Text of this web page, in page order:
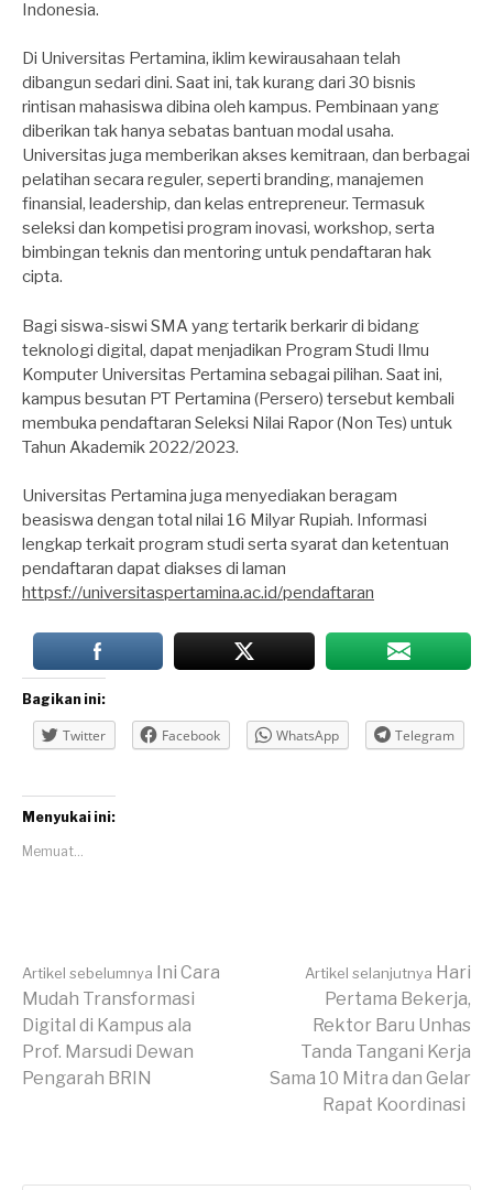
Indonesia.
Di Universitas Pertamina, iklim kewirausahaan telah
dibangun sedari dini. Saat ini, tak kurang dari 30 bisnis
rintisan mahasiswa dibina oleh kampus. Pembinaan yang
diberikan tak hanya sebatas bantuan modal usaha.
Universitas juga memberikan akses kemitraan, dan berbagai
pelatihan secara reguler, seperti branding, manajemen
finansial, leadership, dan kelas entrepreneur. Termasuk
seleksi dan kompetisi program inovasi, workshop, serta
bimbingan teknis dan mentoring untuk pendaftaran hak
cipta.
Bagi siswa-siswi SMA yang tertarik berkarir di bidang
teknologi digital, dapat menjadikan Program Studi Ilmu
Komputer Universitas Pertamina sebagai pilihan. Saat ini,
kampus besutan PT Pertamina (Persero) tersebut kembali
membuka pendaftaran Seleksi Nilai Rapor (Non Tes) untuk
Tahun Akademik 2022/2023.
Universitas Pertamina juga menyediakan beragam
beasiswa dengan total nilai 16 Milyar Rupiah. Informasi
lengkap terkait program studi serta syarat dan ketentuan
pendaftaran dapat diakses di laman
httpsf://universitaspertamina.ac.id/pendaftaran
Bagikan ini:
Twitter Facebook WhatsApp Telegram
Menyukai ini:
Memuat...
Lanjut
Membaca
Artikel sebelumnya Ini Cara
Mudah Transformasi
Digital di Kampus ala
Prof. Marsudi Dewan
Pengarah BRIN
Artikel selanjutnya Hari
Pertama Bekerja,
Rektor Baru Unhas
Tanda Tangani Kerja
Sama 10 Mitra dan Gelar
Rapat Koordinasi